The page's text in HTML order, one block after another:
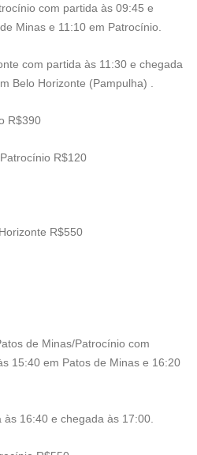
com partida às 09:45 e
Minas e 11:10 em Patrocínio.
com partida às 11:30 e chegada
Belo Horizonte (Pampulha) .
R$390
R$120
R$550
de Minas/Patrocínio com
15:40 em Patos de Minas e 16:20
16:40 e chegada às 17:00.